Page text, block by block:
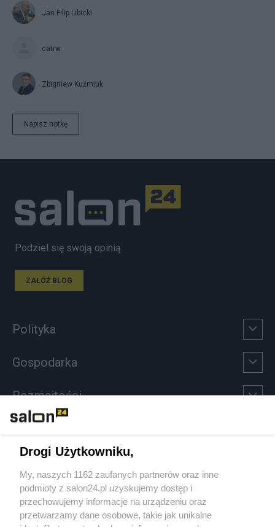
Jan Filip Libicki
catrw
Zbigniew Kuźmiuk
Napisz notkę
Podziel się swoją opinią
ZAŁÓŻ BLOG
Polityka
Gospodarka
Rozmaitości
Sport
Społeczeństwo
Drogi Użytkowniku,
My, naszych 1162 zaufanych partnerów oraz inne
podmioty z salon24.pl uzyskujemy dostęp i
przechowujemy informacje na urządzeniu oraz
przetwarzamy dane osobowe, takie jak unikalne